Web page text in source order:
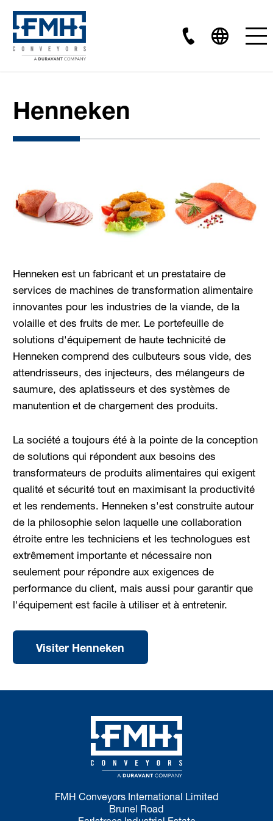
Henneken
Henneken est un fabricant et un prestataire de
services de machines de transformation alimentaire
innovantes pour les industries de la viande, de la
volaille et des fruits de mer. Le portefeuille de
solutions d'équipement de haute technicité de
Henneken comprend des culbuteurs sous vide, des
attendrisseurs, des injecteurs, des mélangeurs de
saumure, des aplatisseurs et des systèmes de
manutention et de chargement des produits.
La société a toujours été à la pointe de la conception
de solutions qui répondent aux besoins des
transformateurs de produits alimentaires qui exigent
qualité et sécurité tout en maximisant la productivité
et les rendements. Henneken s'est construite autour
de la philosophie selon laquelle une collaboration
étroite entre les techniciens et les technologues est
extrêmement importante et nécessaire non
seulement pour répondre aux exigences de
performance du client, mais aussi pour garantir que
l'équipement est facile à utiliser et à entretenir.
Visiter Henneken
FMH Conveyors International Limited
Brunel Road